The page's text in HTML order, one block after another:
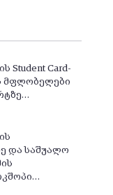
Student Card-
მფლობელები
და საშუალო